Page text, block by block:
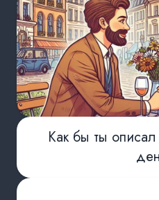
Как бы ты